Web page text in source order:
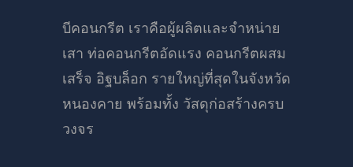
บีคอนกรีต เราคือผู้ผลิตและจำหน่าย
เสา ท่อคอนกรีตอัดแรง คอนกรีตผสม
เสร็จ อิฐบล็อก รายใหญ่ที่สุดในจังหวัด
หนองคาย พร้อมทั้ง วัสดุก่อสร้างครบ
วงจร